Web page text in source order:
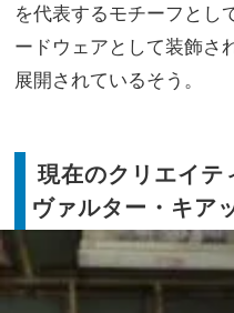
を代表するモチーフとし
ードウェアとして装飾さ
展開されているそう。
現在のクリエイテ
ヴァルター・キア